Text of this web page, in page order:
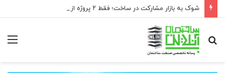
جستجو
برای